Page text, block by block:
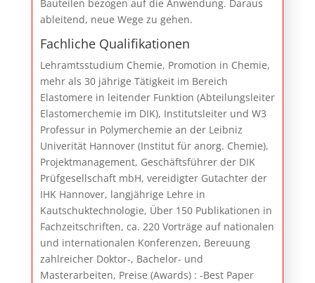
Bauteilen bezogen auf die Anwendung. Daraus
ableitend, neue Wege zu gehen.
Fachliche Qualifikationen
Lehramtsstudium Chemie, Promotion in Chemie,
mehr als 30 jährige Tätigkeit im Bereich
Elastomere in leitender Funktion (Abteilungsleiter
Elastomerchemie im DIK), Institutsleiter und W3
Professur in Polymerchemie an der Leibniz
Univerität Hannover (Institut für anorg. Chemie),
Projektmanagement, Geschäftsführer der DIK
Prüfgesellschaft mbH, vereidigter Gutachter der
IHK Hannover, langjährige Lehre in
Kautschuktechnologie, Über 150 Publikationen in
Fachzeitschriften, ca. 220 Vorträge auf nationalen
und internationalen Konferenzen, Bereuung
zahlreicher Doktor-, Bachelor- und
Masterarbeiten, Preise (Awards) : ‎-‎Best Paper